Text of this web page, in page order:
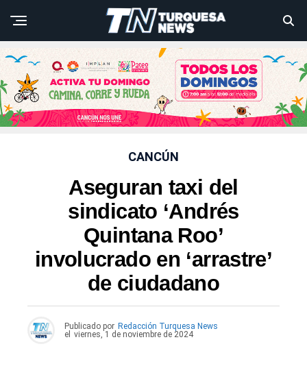
CANCÚN
Aseguran taxi del
sindicato ‘Andrés
Quintana Roo’
involucrado en ‘arrastre’
de ciudadano
Publicado por Redacción Turquesa News
el viernes, 1 de noviembre de 2024